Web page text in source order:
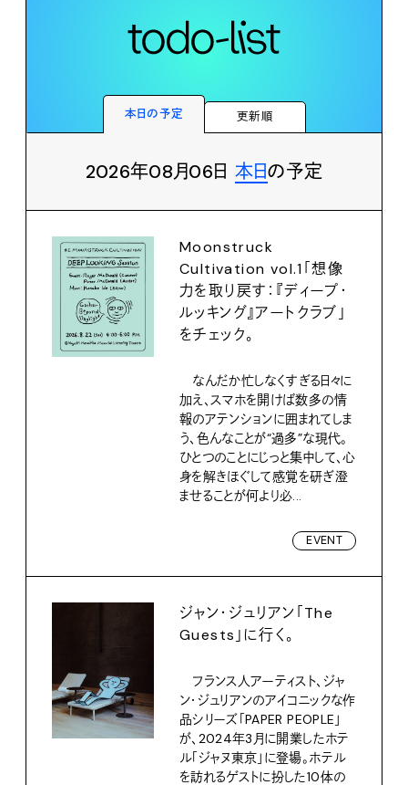
本日の予定 更新順
2026年08月06日 本日の予定
Moonstruck
Cultivation vol.1「想像
力を取り戻す：『ディープ・
ルッキング』アートクラブ」
をチェック。
なんだか忙しなくすぎる日々に
加え、スマホを開けば数多の情
報のアテンションに囲まれてしま
う、色んなことが“過多”な現代。
ひとつのことにじっと集中して、心
身を解きほぐして感覚を研ぎ澄
ませることが何より必...
EVENT
ジャン・ジュリアン「The
Guests」に行く。
フランス人アーティスト、ジャ
ン・ジュリアンのアイコニックな作
品シリーズ「PAPER PEOPLE」
が、2024年3月に開業したホテ
ル「ジャヌ東京」に登場。ホテル
を訪れるゲストに扮した10体の